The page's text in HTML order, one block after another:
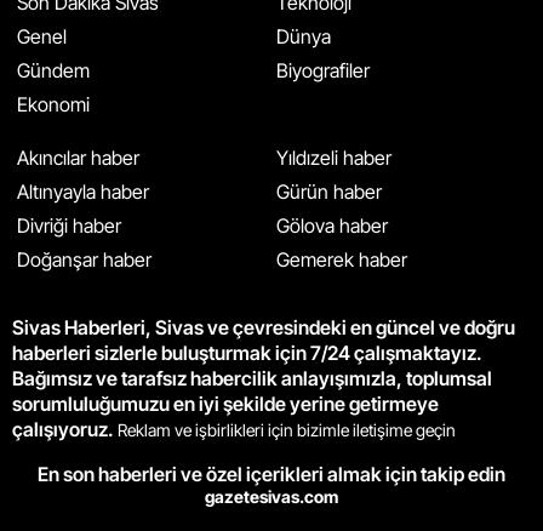
Genel
Gündem
Ekonomi
Dünya
Biyografiler
Akıncılar haber
Altınyayla haber
Divriği haber
Doğanşar haber
Yıldızeli haber
Gürün haber
Gölova haber
Gemerek haber
Sivas Haberleri, Sivas ve çevresindeki en güncel ve doğru
haberleri sizlerle buluşturmak için 7/24 çalışmaktayız.
Bağımsız ve tarafsız habercilik anlayışımızla, toplumsal
sorumluluğumuzu en iyi şekilde yerine getirmeye
çalışıyoruz. Reklam ve işbirlikleri için bizimle iletişime geçin
En son haberleri ve özel içerikleri almak için takip edin
gazetesivas.com